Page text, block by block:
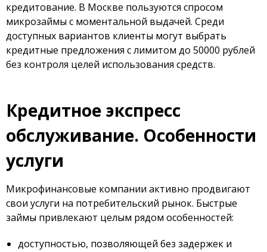
кредитование. В Москве пользуются спросом
микрозаймы с моментальной выдачей. Среди
доступных вариантов клиенты могут выбрать
кредитные предложения с лимитом до 50000 рублей
без контроля целей использования средств.
Кредитное экспресс
обслуживание. Особенности
услуги
Микрофинансовые компании активно продвигают
свои услуги на потребительский рынок. Быстрые
займы привлекают целым рядом особенностей:
доступностью, позволяющей без задержек и